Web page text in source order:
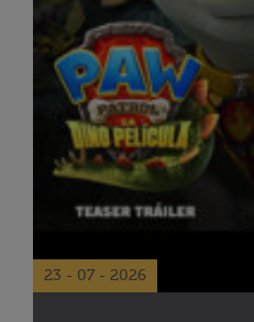
23 - 07 - 2026